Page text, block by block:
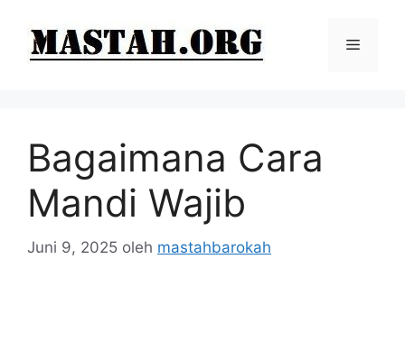
Menu
Bagaimana Cara
Mandi Wajib
Juni 9, 2025 oleh mastahbarokah